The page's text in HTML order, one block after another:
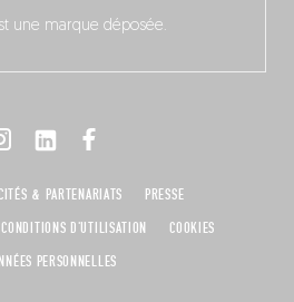
une marque déposée.
& PARTENARIATS
PRESSE
CONDITIONS D'UTILISATION
COOKIES
PERSONNELLES